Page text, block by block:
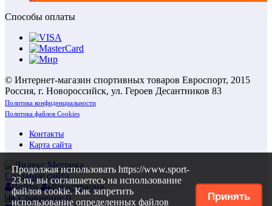
Продолжая использовать https://www.sport-
23.ru, вы соглашаетесь на использование
файлов cookie. Как запретить
использование определенных файлов
Принять
Способы оплаты
© Интернет-магазин спортивных товаров Евроспорт, 2015
Россия, г. Новороссийск, ул. Героев Десантников 83
Политика конфиденциальности
Политика файлов Cookies
Контакты
Карта сайта
Создание сайта
Войти
Регистрация
Сравнение 0